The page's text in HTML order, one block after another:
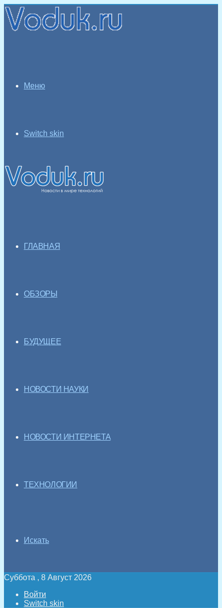
Меню
Switch skin
ГЛАВНАЯ
ОБЗОРЫ
БУДУЩЕЕ
НОВОСТИ НАУКИ
НОВОСТИ ИНТЕРНЕТА
ТЕХНОЛОГИИ
Искать
Суббота , 8 Август 2026
Войти
Switch skin